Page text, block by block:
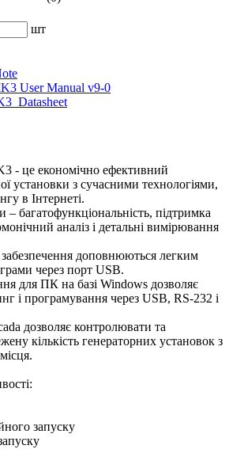
шт
User Manual v9-0
- це економічно ефективний
установки з сучасними технологіями,
в Інтернеті.
– багатофункціональність, підтримка
аналіз і детальні вимірювання
доповнюються легким
через порт USB.
для ПК на базі Windows дозволяє
і програмування через USB, RS-232 і
дозволяє контролювати та
кількість генераторних установок з
запуску